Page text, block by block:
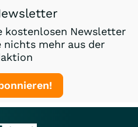
kostenlosen Newsletter
nichts mehr aus der